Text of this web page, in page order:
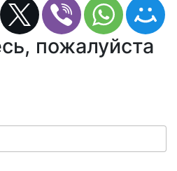
пожалуйста